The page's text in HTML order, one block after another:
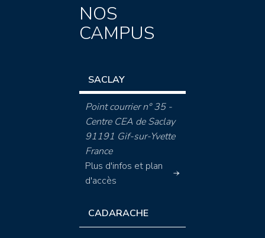
NOS
CAMPUS
SACLAY
Point courrier n° 35 -
Centre CEA de Saclay
91191 Gif-sur-Yvette
France
Plus d'infos et plan
d'accès
CADARACHE